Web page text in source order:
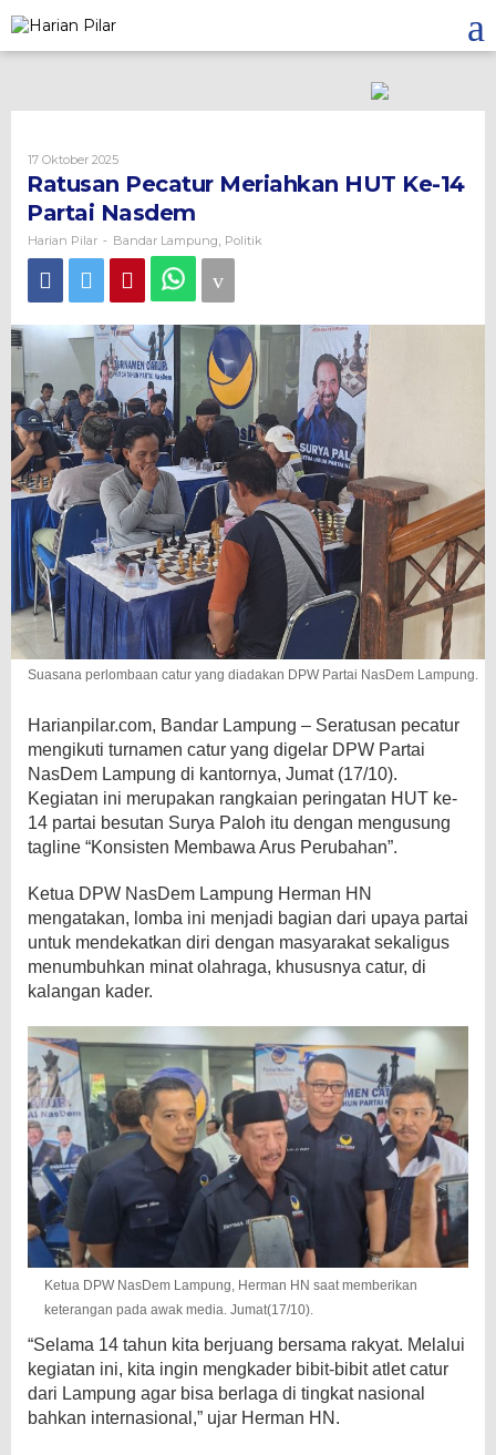
to
content
17 Oktober 2025Oleh
Harian
Pilar
Ratusan Pecatur Meriahkan HUT Ke-14
Partai Nasdem
Harian Pilar - Bandar Lampung Politik
Suasana perlombaan catur yang diadakan DPW Partai NasDem Lampung.
Harianpilar.com, Bandar Lampung – Seratusan pecatur
mengikuti turnamen catur yang digelar DPW Partai
NasDem Lampung di kantornya, Jumat (17/10).
Kegiatan ini merupakan rangkaian peringatan HUT ke-
14 partai besutan Surya Paloh itu dengan mengusung
tagline “Konsisten Membawa Arus Perubahan”.
Ketua DPW NasDem Lampung Herman HN
mengatakan, lomba ini menjadi bagian dari upaya partai
untuk mendekatkan diri dengan masyarakat sekaligus
menumbuhkan minat olahraga, khususnya catur, di
kalangan kader.
Ketua DPW NasDem Lampung, Herman HN saat memberikan
keterangan pada awak media. Jumat(17/10).
“Selama 14 tahun kita berjuang bersama rakyat. Melalui
kegiatan ini, kita ingin mengkader bibit-bibit atlet catur
dari Lampung agar bisa berlaga di tingkat nasional
bahkan internasional,” ujar Herman HN.